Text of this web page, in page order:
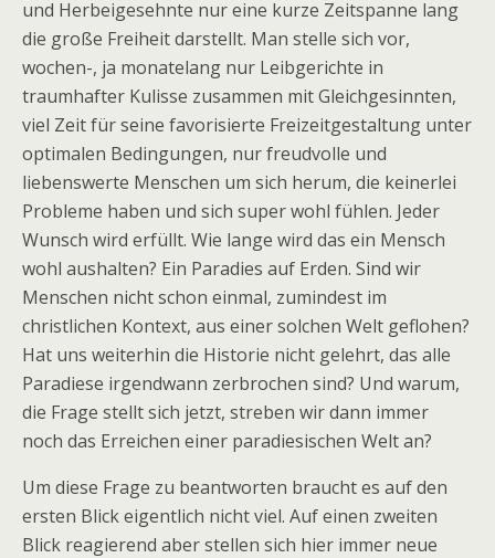
und Herbeigesehnte nur eine kurze Zeitspanne lang
die große Freiheit darstellt. Man stelle sich vor,
wochen-, ja monatelang nur Leibgerichte in
traumhafter Kulisse zusammen mit Gleichgesinnten,
viel Zeit für seine favorisierte Freizeitgestaltung unter
optimalen Bedingungen, nur freudvolle und
liebenswerte Menschen um sich herum, die keinerlei
Probleme haben und sich super wohl fühlen. Jeder
Wunsch wird erfüllt. Wie lange wird das ein Mensch
wohl aushalten? Ein Paradies auf Erden. Sind wir
Menschen nicht schon einmal, zumindest im
christlichen Kontext, aus einer solchen Welt geflohen?
Hat uns weiterhin die Historie nicht gelehrt, das alle
Paradiese irgendwann zerbrochen sind? Und warum,
die Frage stellt sich jetzt, streben wir dann immer
noch das Erreichen einer paradiesischen Welt an?
Um diese Frage zu beantworten braucht es auf den
ersten Blick eigentlich nicht viel. Auf einen zweiten
Blick reagierend aber stellen sich hier immer neue